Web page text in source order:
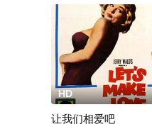
HD
让我们相爱吧